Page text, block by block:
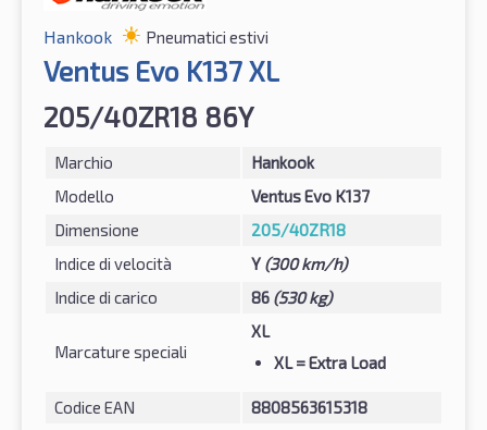
Hankook Pneumatici estivi
Ventus Evo K137 XL
205/40ZR18 86Y
Marchio
Hankook
Modello
Ventus Evo K137
Dimensione
205/40ZR18
Indice di velocità
Y (300 km/h)
Indice di carico
86 (530 kg)
Marcature speciali
XL
XL = Extra Load
Codice EAN 8808563615318